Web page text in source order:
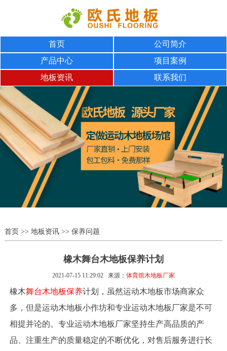
首页
公司简介
产品中心
项目案例
地板资讯
联系我们
首页>> 地板资讯>> 保养问题
橡木舞台木地板保养计划
2021-07-15 11:29:02 来源： 体育馆木地板厂家
橡木舞台木地板保养计划，虽然运动木地板市场商家众
多，但是运动木地板小作坊和专业运动木地板厂家是不可
相提并论的。专业运动木地板厂家坚持生产高品质的产
品、注重生产的质量稳定的不断优化，对售后服务进行长